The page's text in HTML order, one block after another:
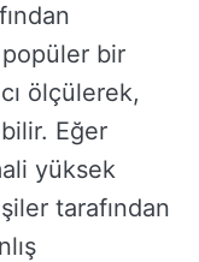
popüler bir
ölçülerek,
Eğer
yüksek
tarafından